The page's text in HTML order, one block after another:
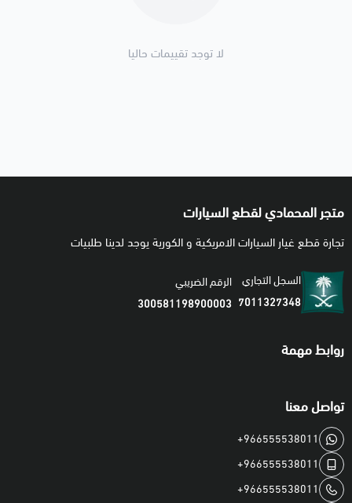
لا توجد تقييمات حاليا
متجر المحمادي لقطع السيارات
تجارة قطع غيار السيارات الامريكية و الكورية يوجد لدينا طلبيات
السجل التجاري
7011327348
الرقم الضريبي
300581198900003
روابط مهمة
تواصل معنا
+966555538011
+966555538011
+966555538011